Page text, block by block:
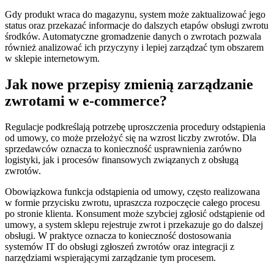
Gdy produkt wraca do magazynu, system może zaktualizować jego
status oraz przekazać informacje do dalszych etapów obsługi zwrotu
środków. Automatyczne gromadzenie danych o zwrotach pozwala
również analizować ich przyczyny i lepiej zarządzać tym obszarem
w sklepie internetowym.
Jak nowe przepisy zmienią zarządzanie
zwrotami w e-commerce?
Regulacje podkreślają potrzebę uproszczenia procedury odstąpienia
od umowy, co może przełożyć się na wzrost liczby zwrotów. Dla
sprzedawców oznacza to konieczność usprawnienia zarówno
logistyki, jak i procesów finansowych związanych z obsługą
zwrotów.
Obowiązkowa funkcja odstąpienia od umowy, często realizowana
w formie przycisku zwrotu, upraszcza rozpoczęcie całego procesu
po stronie klienta. Konsument może szybciej zgłosić odstąpienie od
umowy, a system sklepu rejestruje zwrot i przekazuje go do dalszej
obsługi. W praktyce oznacza to konieczność dostosowania
systemów IT do obsługi zgłoszeń zwrotów oraz integracji z
narzędziami wspierającymi zarządzanie tym procesem.